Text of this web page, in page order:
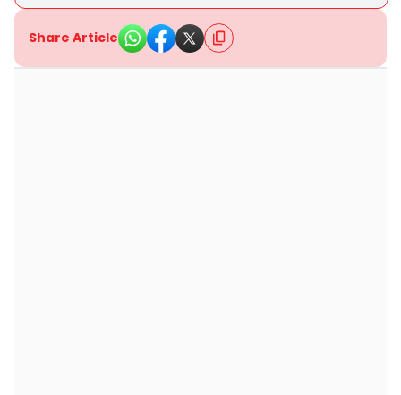
Share Article